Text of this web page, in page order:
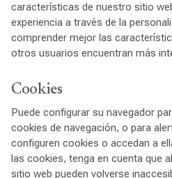
características de nuestro sitio
experiencia a través de la
comprender mejor las
otros usuarios encuentran más
Cookies
Puede configurar su navegador
cookies de navegación, o para
configuren cookies o accedan a
las cookies, tenga en cuenta que
sitio web pueden volverse